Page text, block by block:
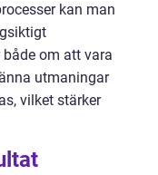
kan man
om att vara
utmaningar
vilket stärker